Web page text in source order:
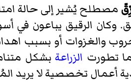
مصطلح يُشير إلى حالة
وكان الرقيق يباعون في
والغزوات أو بسبب
تطورت الزراعةبشكل
أعمال تخصصية لا يريد